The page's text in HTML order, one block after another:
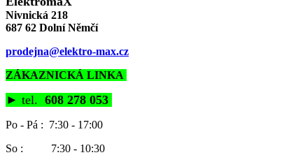
Nivnická 218
687 62 Dolní Němčí
prodejna@elektro-max.cz
ZÁKAZNICKÁ LINKA
► tel. 608 278 053
Po - Pá : 7:30 - 17:00
So : 7:30 - 10:30